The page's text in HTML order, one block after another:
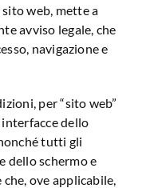
web, mette a
avviso legale, che
navigazione e
per “sito web”
dello
tutti gli
dello schermo e
ove applicabile,